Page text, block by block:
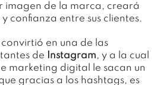
imagen de la marca, creará
confianza entre sus clientes.
convirtió en una de las
de
Instagram, y a la cual
marketing digital le sacan un
gracias a los hashtags, es